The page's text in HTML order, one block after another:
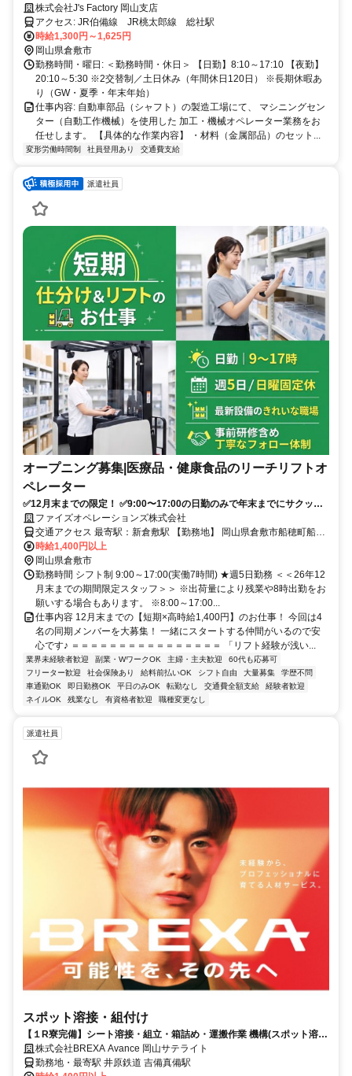
好きな方、手に職をつけたい方にピッタリです。
株式会社J's Factory 岡山支店
アクセス: JR伯備線 JR桃太郎線 総社駅
時給1,300円～1,625円
岡山県倉敷市
勤務時間・曜日: ＜勤務時間・休日＞ 【日勤】8:10～17:10 【夜勤】
20:10～5:30 ※2交替制／土日休み（年間休日120日） ※長期休暇あ
り（GW・夏季・年末年始）
仕事内容: 自動車部品（シャフト）の製造工場にて、 マシニングセン
ター（自動工作機械）を使用した 加工・機械オペレーター業務をお
任せします。 【具体的な作業内容】 ・材料（金属部品）のセット...
変形労働時間制 社員登用あり 交通費支給
派遣社員
オープニング募集|医療品・健康食品のリーチリフトオ
ペレーター
✅️12月末までの限定！ ✅️9:00〜17:00の日勤のみで年末までにサクッと
稼げるリフトスタッフ大募集◎
ファイズオペレーションズ株式会社
交通アクセス 最寄駅：新倉敷駅 【勤務地】 岡山県倉敷市船穂町船穂
2256-1 興和ロジスティクス株式会社 岡山物流センター内 【アクセ
ス】 JR山陽本線「新倉敷」駅北口から徒歩約27分 ＊車通勤OK ＊バ
イク通勤OK ＊自転車通勤OK ✅️倉敷市内からはもちろん、総社市、岡
山市、浅口市など周辺エリアからマイカーやバイクで通勤しているス
タッフも多数在籍！
時給1,400円以上
岡山県倉敷市
勤務時間 シフト制 9:00～17:00(実働7時間) ★週5日勤務 ＜＜26年12
月末までの期間限定スタッフ＞＞ ※出荷量により残業や8時出勤をお
願いする場合もあります。 ※8:00～17:00...
仕事内容 12月末までの【短期×高時給1,400円】のお仕事！ 今回は4
名の同期メンバーを大募集！ 一緒にスタートする仲間がいるので安
心です♪ ＝＝＝＝＝＝＝＝＝＝＝＝＝＝＝＝ 「リフト経験が浅い...
業界未経験者歓迎 副業・WワークOK 主婦・主夫歓迎
60代も応募可
フリーター歓迎
社会保険あり 給料前払いOK シフト自由 大量募集
学歴不問
車通勤OK
即日勤務OK 平日のみOK 転勤なし 交通費全額支給
経験者歓迎
ネイルOK
残業なし 有資格者歓迎 職種変更なし
派遣社員
スポット溶接・組付け
【１R寮完備】シート溶接・組⽴・箱詰め・運搬作業 機構(スポット溶
接、組付けがメイン作業)
株式会社BREXA Avance 岡山サテライト
勤務地・最寄駅 井原鉄道 吉備真備駅